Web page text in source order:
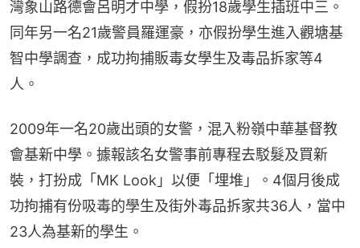
灣象山路德會呂明才中學，假扮18歲學生插班中三。
同年另一名21歲警員羅運豪，亦假扮學生進入觀塘基
智中學調查，成功拘捕販毒女學生及毒品拆家等4
人。
2009年一名20歲出頭的女警，混入粉嶺中華基督教
會基新中學。據報該名女警事前專程去駁髮及買新
裝，打扮成「MK Look」以便「埋堆」。4個月後成
功拘捕有份吸毒的學生及街外毒品拆家共36人，當中
23人為基新的學生。